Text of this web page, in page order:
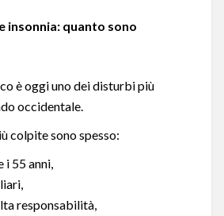
insonnia: quanto sono
è oggi uno dei disturbi più
occidentale.
colpite sono spesso:
i 55 anni,
responsabilità,